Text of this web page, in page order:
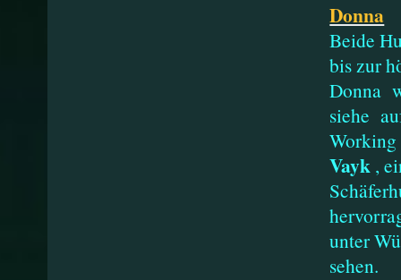
Donna
Beide
bis zur
Donna
siehe
Vayk ,
unter
sehen.